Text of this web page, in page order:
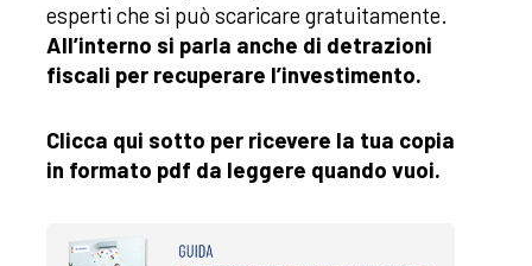
esperti che si può scaricare gratuitamente.
All’interno si parla anche di detrazioni
fiscali per recuperare l’investimento.
Clicca qui sotto per ricevere la tua copia
in formato pdf da leggere quando vuoi.